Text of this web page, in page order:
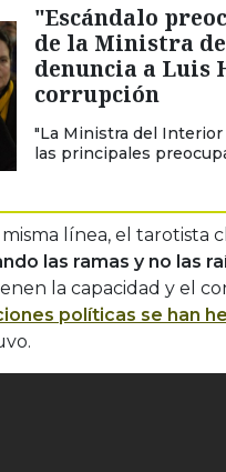
"Escándalo
de la Ministra
denuncia a Luis
corrupción
"La Ministra del
las principales
línea, el tarotista
las ramas y no las
la capacidad y el
políticas se han